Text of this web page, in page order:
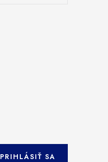
PRIHLÁSIŤ SA